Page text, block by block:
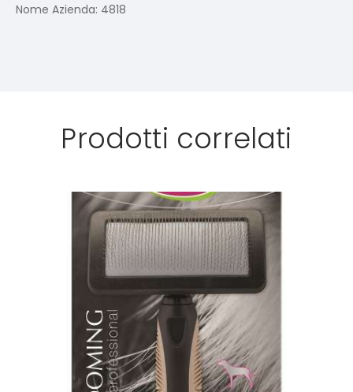
Nome Azienda: 4818
Prodotti correlati